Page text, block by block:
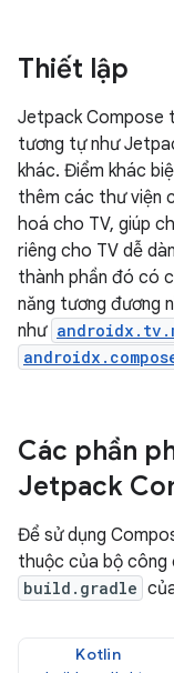
Thiết lập
Jetpack Compose
tương tự như
khác. Điểm khác
thêm các thư viện
hoá cho TV, giúp
riêng cho TV dễ
thành phần đó có
năng tương đương
như
Các phần
Jetpack
Để sử dụng
thuộc của bộ
build.gradle
Kotlin